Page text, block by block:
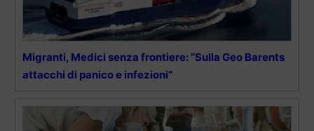
Migranti, Medici senza frontiere: “Sulla Geo Barents
attacchi di panico e infezioni”